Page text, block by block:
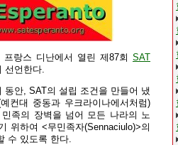
랑스 디난에서 열린 제87회 SAT
선언한다.
안, SAT의 설립 조건을 만들어 냈
컨대 중동과 우크라이나에서처럼)
족의 장벽을 넘어 모든 나라의 노
위하여 <무민족자(Sennaciulo)>의
수 있도록 한다.